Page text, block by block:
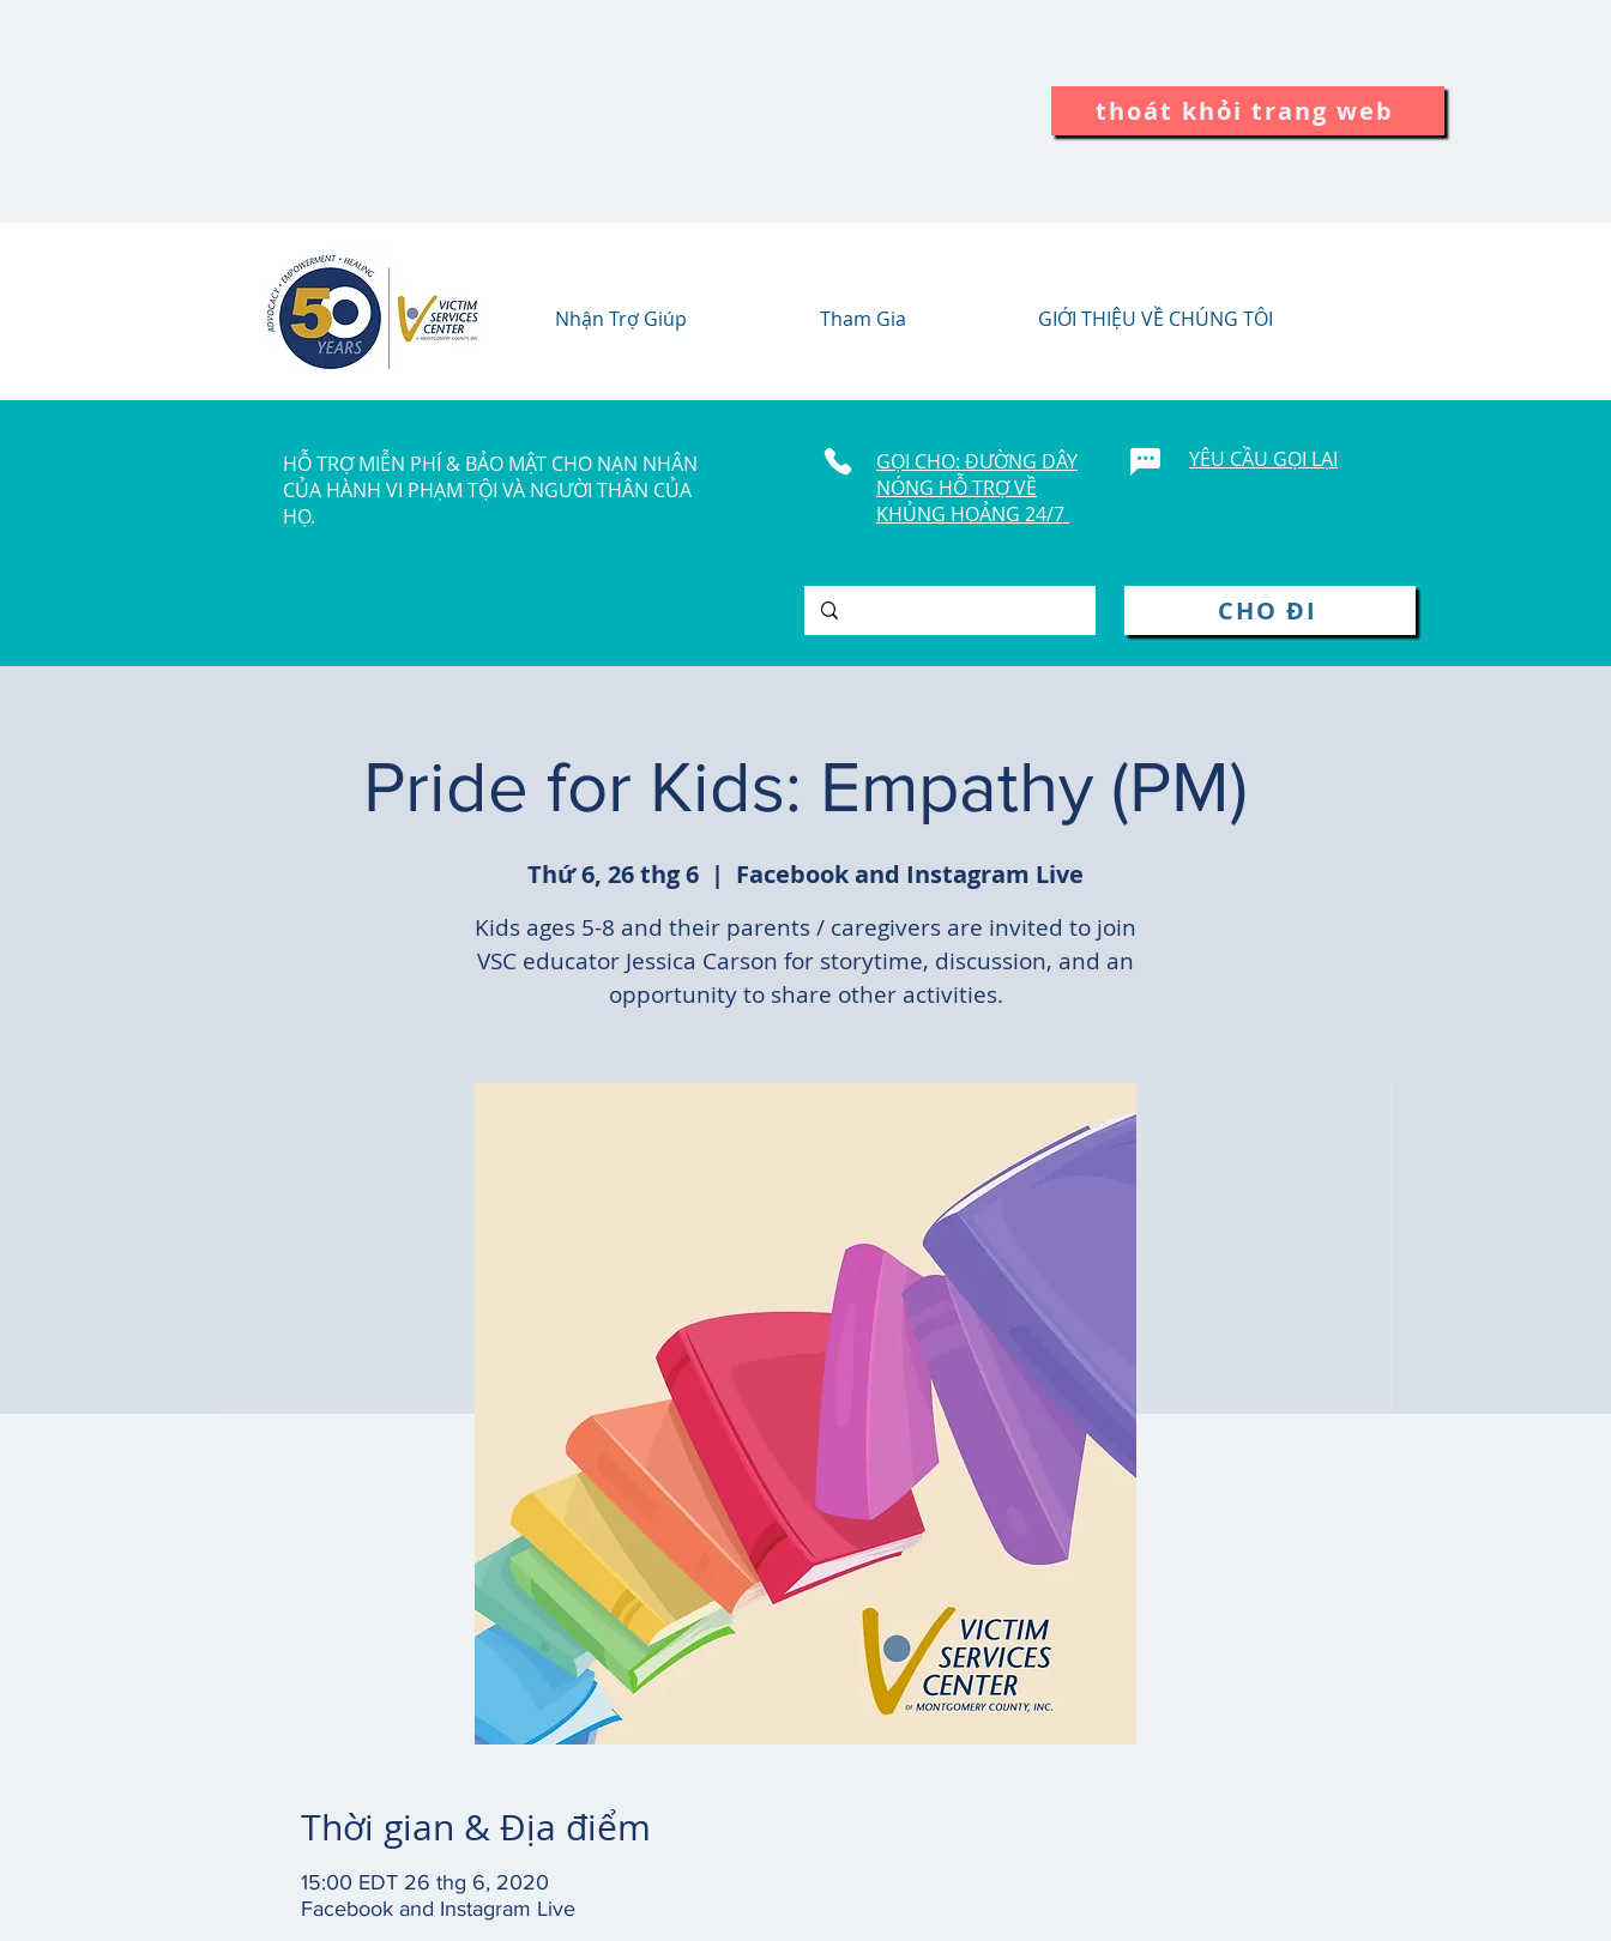
thoát khỏi trang web
Nhận Trợ Giúp Tham Gia GIỚI THIỆU VỀ CHÚNG TÔI
HỖ TRỢ MIỄN PHÍ & BẢO MẬT CHO NẠN NHÂN
CỦA HÀNH VI PHẠM TỘI VÀ NGƯỜI THÂN CỦA
HỌ.
GỌI CHO: ĐƯỜNG DÂY
NÓNG HỖ TRỢ VỀ
KHỦNG HOẢNG 24/7
YÊU CẦU GỌI LẠI
CHO ĐI
Pride for Kids: Empathy (PM)
Thứ 6, 26 thg 6
  |
Facebook and Instagram Live
Kids ages 5-8 and their parents / caregivers are invited to join
VSC educator Jessica Carson for storytime, discussion, and an
opportunity to share other activities.
Thời gian & Địa điểm
15:00 EDT 26 thg 6, 2020
Facebook and Instagram Live